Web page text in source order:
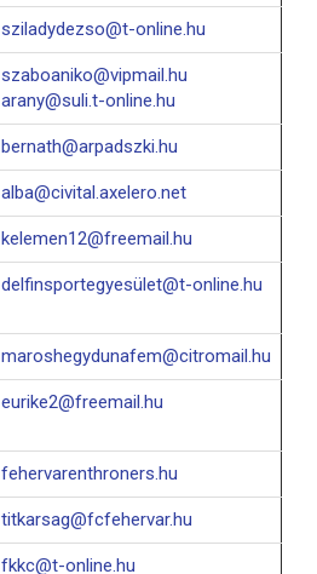
sziladydezso@t-online.hu
szaboaniko@vipmail.hu
arany@suli.t-online.hu
bernath@arpadszki.hu
alba@civital.axelero.net
kelemen12@freemail.hu
delfinsportegyesület@t-online.hu
maroshegydunafem@citromail.hu
eurike2@freemail.hu
fehervarenthroners.hu
titkarsag@fcfehervar.hu
fkkc@t-online.hu